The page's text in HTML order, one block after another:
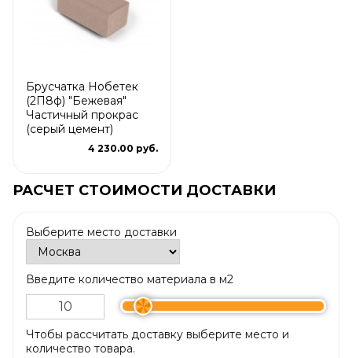
Брусчатка Нобетек
(2П8ф) "Бежевая"
Частичный прокрас
(серый цемент)
4 230.00 руб.
РАСЧЕТ СТОИМОСТИ ДОСТАВКИ
Выберите место доставки
Введите количество материала в м2
Чтобы рассчитать доставку выберите место и
количество товара.